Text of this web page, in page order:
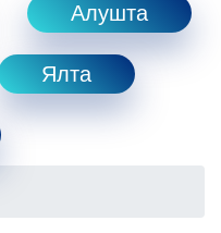
Алушта
Ялта